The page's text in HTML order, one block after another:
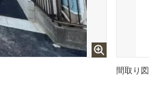
間取り図